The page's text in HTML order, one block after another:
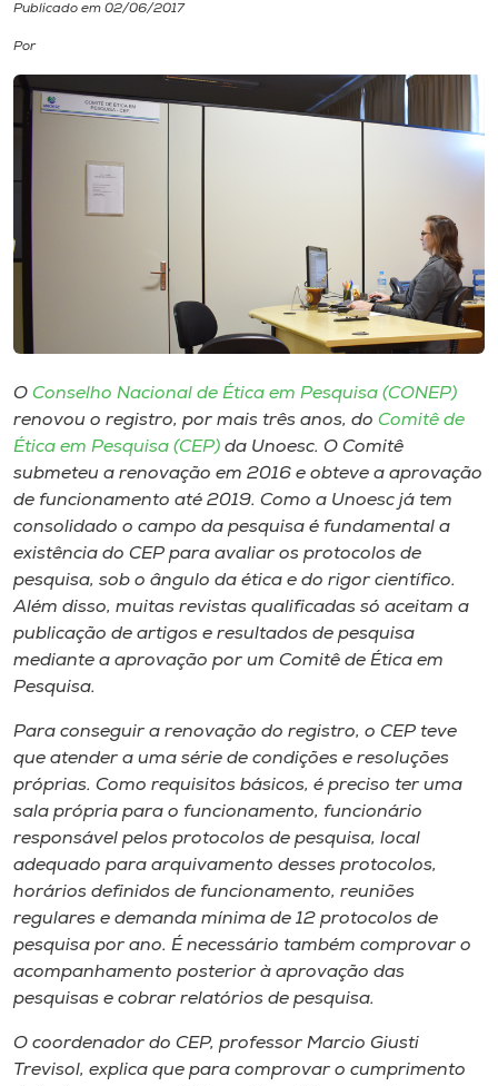
Cultura
CPA
Museu
Unoesc
Store
Selecione
A+
A-
Publicado em 02/06/2017
Por
O Conselho Nacional de Ética em Pesquisa (CONEP)
renovou o registro, por mais três anos, do Comitê de
Ética em Pesquisa (CEP) da Unoesc. O Comitê
submeteu a renovação em 2016 e obteve a aprovação
de funcionamento até 2019. Como a Unoesc já tem
consolidado o campo da pesquisa é fundamental a
existência do CEP para avaliar os protocolos de
pesquisa, sob o ângulo da ética e do rigor científico.
Além disso, muitas revistas qualificadas só aceitam a
publicação de artigos e resultados de pesquisa
mediante a aprovação por um Comitê de Ética em
Pesquisa.
Para conseguir a renovação do registro, o CEP teve
que atender a uma série de condições e resoluções
próprias. Como requisitos básicos, é preciso ter uma
sala própria para o funcionamento, funcionário
responsável pelos protocolos de pesquisa, local
adequado para arquivamento desses protocolos,
horários definidos de funcionamento, reuniões
regulares e demanda mínima de 12 protocolos de
pesquisa por ano. É necessário também comprovar o
acompanhamento posterior à aprovação das
pesquisas e cobrar relatórios de pesquisa.
O coordenador do CEP, professor Marcio Giusti
Trevisol, explica que para comprovar o cumprimento